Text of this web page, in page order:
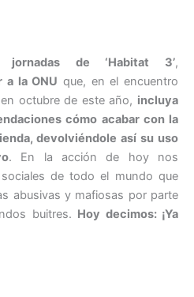
jornadas de ‘Habitat 3’,
a la ONU que, en el encuentro
octubre de este año, incluya
cómo acabar con la
devolviéndole así su uso
. En la acción de hoy nos
de todo el mundo que
abusivas y mafiosas por parte
buitres. Hoy decimos: ¡Ya